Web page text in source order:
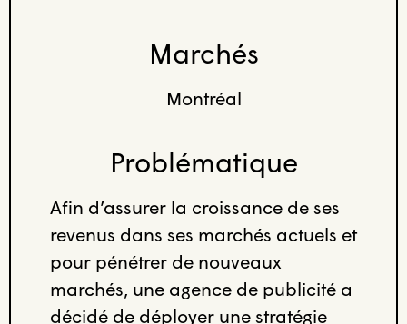
Marchés
Montréal
Problématique
Afin d’assurer la croissance de ses
revenus dans ses marchés actuels et
pour pénétrer de nouveaux
marchés, une agence de publicité a
décidé de déployer une stratégie